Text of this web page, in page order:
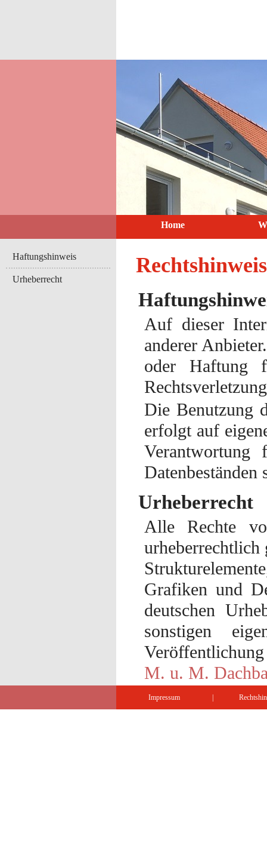
Home
Haftungshinweis
Urheberrecht
Auf dieser
anderer
oder Haftung
Die Benutzung
erfolgt auf
Verantwortung
Urheberrecht
Alle Rechte
Grafiken und
deutschen
sonstigen
M. u. M.
Impressum